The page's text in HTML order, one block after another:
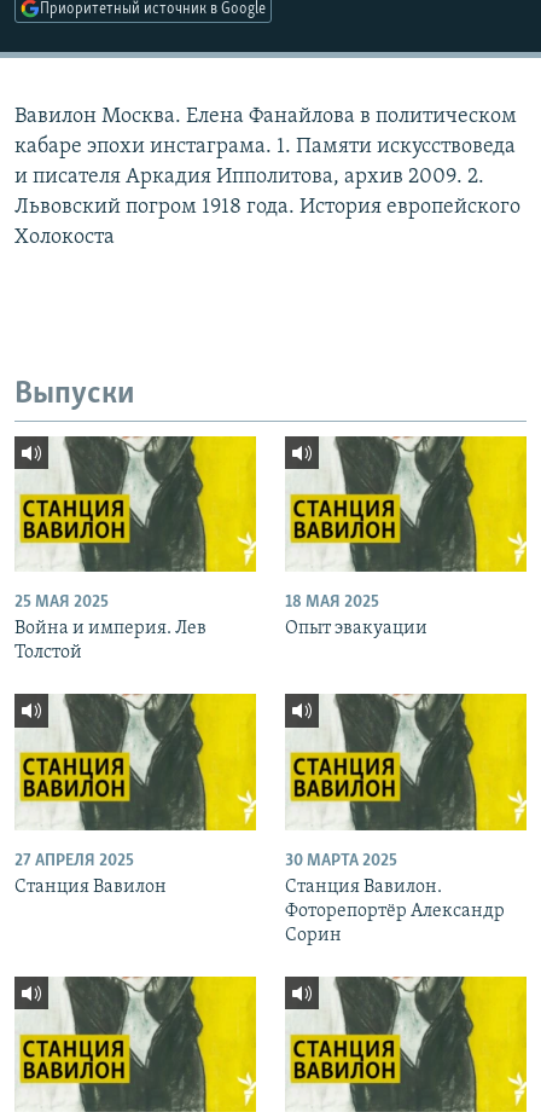
Приоритетный источник в Google
Вавилон Москва. Елена Фанайлова в политическом
кабаре эпохи инстаграма. 1. Памяти искусствоведа
и писателя Аркадия Ипполитова, архив 2009. 2.
Львовский погром 1918 года. История европейского
Холокоста
Выпуски
25 МАЯ 2025
Война и империя. Лев
Толстой
18 МАЯ 2025
Опыт эвакуации
27 АПРЕЛЯ 2025
Станция Вавилон
30 МАРТА 2025
Станция Вавилон.
Фоторепортёр Александр
Сорин